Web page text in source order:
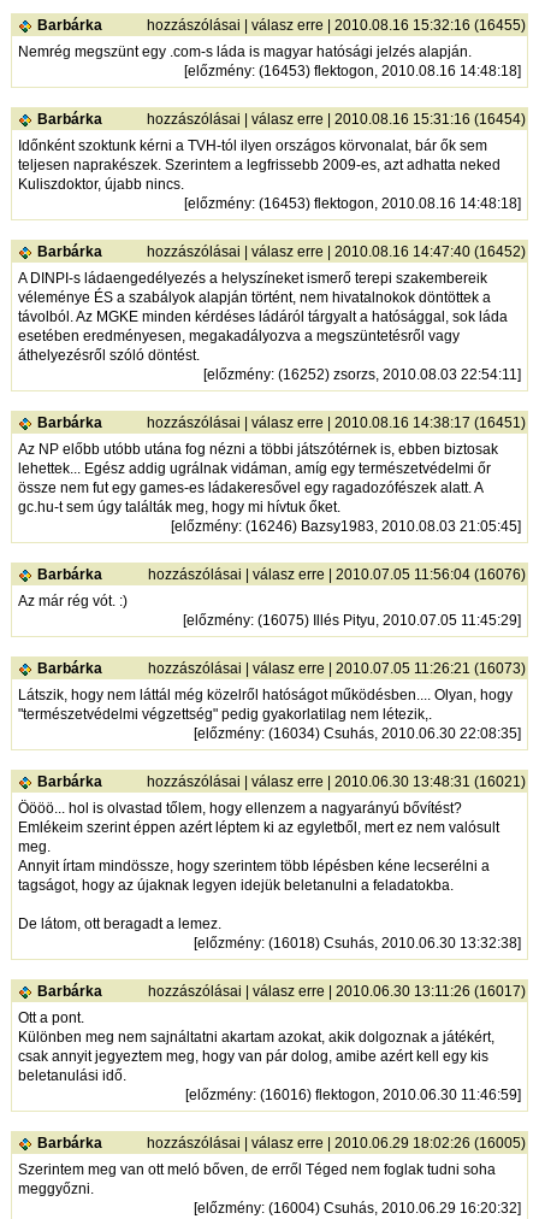
Barbárka hozzászólásai |válasz erre | 2010.08.16 15:32:16 (16455)
Nemrég megszünt egy .com-s láda is magyar hatósági jelzés alapján.
[előzmény: (16453) flektogon, 2010.08.16 14:48:18]
Barbárka hozzászólásai |válasz erre | 2010.08.16 15:31:16 (16454)
Időnként szoktunk kérni a TVH-tól ilyen országos körvonalat, bár ők sem
teljesen naprakészek. Szerintem a legfrissebb 2009-es, azt adhatta neked
Kuliszdoktor, újabb nincs.
[előzmény: (16453) flektogon, 2010.08.16 14:48:18]
Barbárka hozzászólásai |válasz erre | 2010.08.16 14:47:40 (16452)
A DINPI-s ládaengedélyezés a helyszíneket ismerő terepi szakembereik
véleménye ÉS a szabályok alapján történt, nem hivatalnokok döntöttek a
távolból. Az MGKE minden kérdéses ládáról tárgyalt a hatósággal, sok láda
esetében eredményesen, megakadályozva a megszüntetésről vagy
áthelyezésről szóló döntést.
[előzmény: (16252) zsorzs, 2010.08.03 22:54:11]
Barbárka hozzászólásai |válasz erre | 2010.08.16 14:38:17 (16451)
Az NP előbb utóbb utána fog nézni a többi játszótérnek is, ebben biztosak
lehettek... Egész addig ugrálnak vidáman, amíg egy természetvédelmi őr
össze nem fut egy games-es ládakeresővel egy ragadozófészek alatt. A
gc.hu-t sem úgy találták meg, hogy mi hívtuk őket.
[előzmény: (16246) Bazsy1983, 2010.08.03 21:05:45]
Barbárka hozzászólásai |válasz erre | 2010.07.05 11:56:04 (16076)
Az már rég vót. :)
[előzmény: (16075) Illés Pityu, 2010.07.05 11:45:29]
Barbárka hozzászólásai |válasz erre | 2010.07.05 11:26:21 (16073)
Látszik, hogy nem láttál még közelről hatóságot működésben.... Olyan, hogy
"természetvédelmi végzettség" pedig gyakorlatilag nem létezik,.
[előzmény: (16034) Csuhás, 2010.06.30 22:08:35]
Barbárka hozzászólásai |válasz erre | 2010.06.30 13:48:31 (16021)
Öööö... hol is olvastad tőlem, hogy ellenzem a nagyarányú bővítést?
Emlékeim szerint éppen azért léptem ki az egyletből, mert ez nem valósult
meg.
Annyit írtam mindössze, hogy szerintem több lépésben kéne lecserélni a
tagságot, hogy az újaknak legyen idejük beletanulni a feladatokba.
De látom, ott beragadt a lemez.
[előzmény: (16018) Csuhás, 2010.06.30 13:32:38]
Barbárka hozzászólásai |válasz erre | 2010.06.30 13:11:26 (16017)
Ott a pont.
Különben meg nem sajnáltatni akartam azokat, akik dolgoznak a játékért,
csak annyit jegyeztem meg, hogy van pár dolog, amibe azért kell egy kis
beletanulási idő.
[előzmény: (16016) flektogon, 2010.06.30 11:46:59]
Barbárka hozzászólásai |válasz erre | 2010.06.29 18:02:26 (16005)
Szerintem meg van ott meló bőven, de erről Téged nem foglak tudni soha
meggyőzni.
[előzmény: (16004) Csuhás, 2010.06.29 16:20:32]